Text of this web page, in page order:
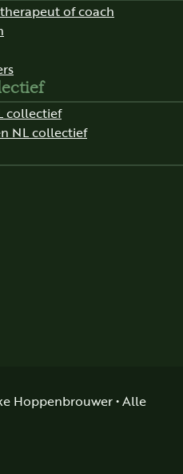
of coach
collectief
NL collectief
Hoppenbrouwer • Alle